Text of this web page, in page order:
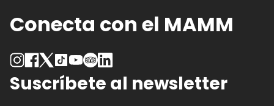
Conecta con el MAMM
Suscríbete al newsletter